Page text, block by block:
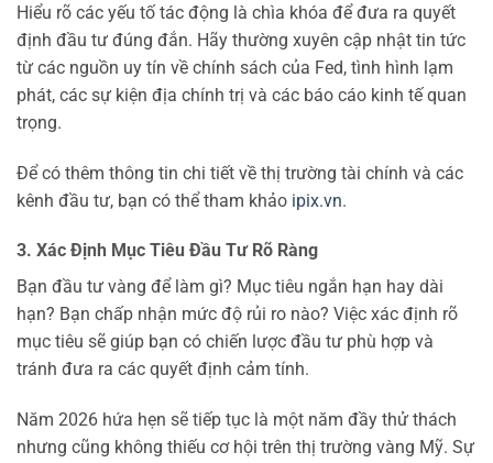
Hiểu rõ các yếu tố tác động là chìa khóa để đưa ra quyết
định đầu tư đúng đắn. Hãy thường xuyên cập nhật tin tức
từ các nguồn uy tín về chính sách của Fed, tình hình lạm
phát, các sự kiện địa chính trị và các báo cáo kinh tế quan
trọng.
Để có thêm thông tin chi tiết về thị trường tài chính và các
kênh đầu tư, bạn có thể tham khảo ipix.vn.
3. Xác Định Mục Tiêu Đầu Tư Rõ Ràng
Bạn đầu tư vàng để làm gì? Mục tiêu ngắn hạn hay dài
hạn? Bạn chấp nhận mức độ rủi ro nào? Việc xác định rõ
mục tiêu sẽ giúp bạn có chiến lược đầu tư phù hợp và
tránh đưa ra các quyết định cảm tính.
Năm 2026 hứa hẹn sẽ tiếp tục là một năm đầy thử thách
nhưng cũng không thiếu cơ hội trên thị trường vàng Mỹ. Sự